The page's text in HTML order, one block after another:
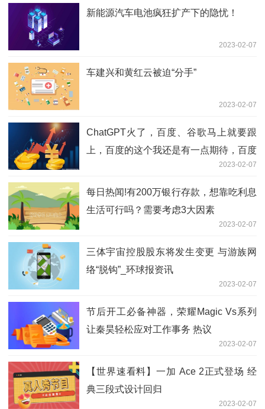
新能源汽车电池疯狂扩产下的隐忧！
2023-02-07
车建兴和黄红云被迫“分手”
2023-02-07
ChatGPT火了，百度、谷歌马上就要跟
上，百度的这个我还是有一点期待，百度
文心的底子也在，NLP层面百度一直不
弱。但也有担心，这几年百度都总是慢一
拍啊，疫情来...
2023-02-07
每日热闻!有200万银行存款，想靠吃利息
生活可行吗？需要考虑3大因素
2023-02-07
三体宇宙控股股东将发生变更 与游族网
络“脱钩”_环球报资讯
2023-02-07
节后开工必备神器，荣耀Magic Vs系列
让秦昊轻松应对工作事务 热议
2023-02-07
【世界速看料】一加 Ace 2正式登场 经
典三段式设计回归
2023-02-07